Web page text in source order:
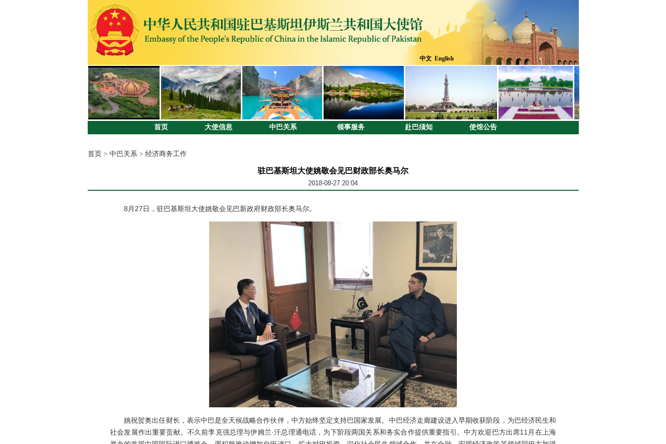
中文 English
首页 大使信息 中巴关系 领事服务 赴巴须知 使馆公告
首页 > 中巴关系> 经济商务工作
驻巴基斯坦大使姚敬会见巴财政部长奥马尔
2018-08-27 20:04
8月27日，驻巴基斯坦大使姚敬会见巴新政府财政部长奥马尔。
姚祝贺奥出任财长，表示中巴是全天候战略合作伙伴，中方始终坚定支持巴国家发展。中巴经济走廊建设进入早期收获阶段，为巴经济民生和
社会发展作出重要贡献。不久前李克强总理与伊姆兰·汗总理通电话，为下阶段两国关系和务实合作提供重要指引。中方欢迎巴方出席11月在上海